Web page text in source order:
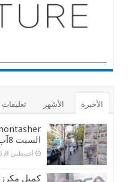
الأخيرة الأشهر تعليقات
السبت 8آب 2026
أغسطس 8, 2026